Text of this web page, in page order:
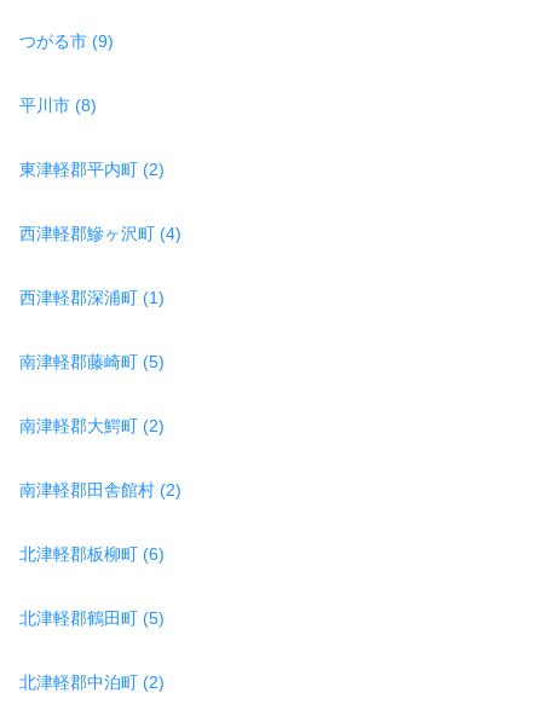
つがる市 (9)
平川市 (8)
東津軽郡平内町 (2)
西津軽郡鰺ヶ沢町 (4)
西津軽郡深浦町 (1)
南津軽郡藤崎町 (5)
南津軽郡大鰐町 (2)
南津軽郡田舎館村 (2)
北津軽郡板柳町 (6)
北津軽郡鶴田町 (5)
北津軽郡中泊町 (2)